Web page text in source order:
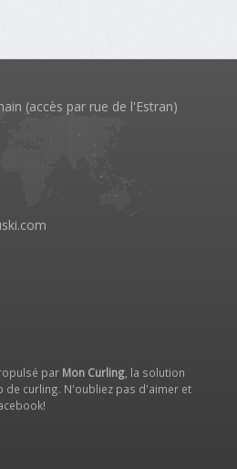
(accès par rue de l'Estran)
par Mon Curling, la solution
de curling. N'oubliez pas d'aimer et
!